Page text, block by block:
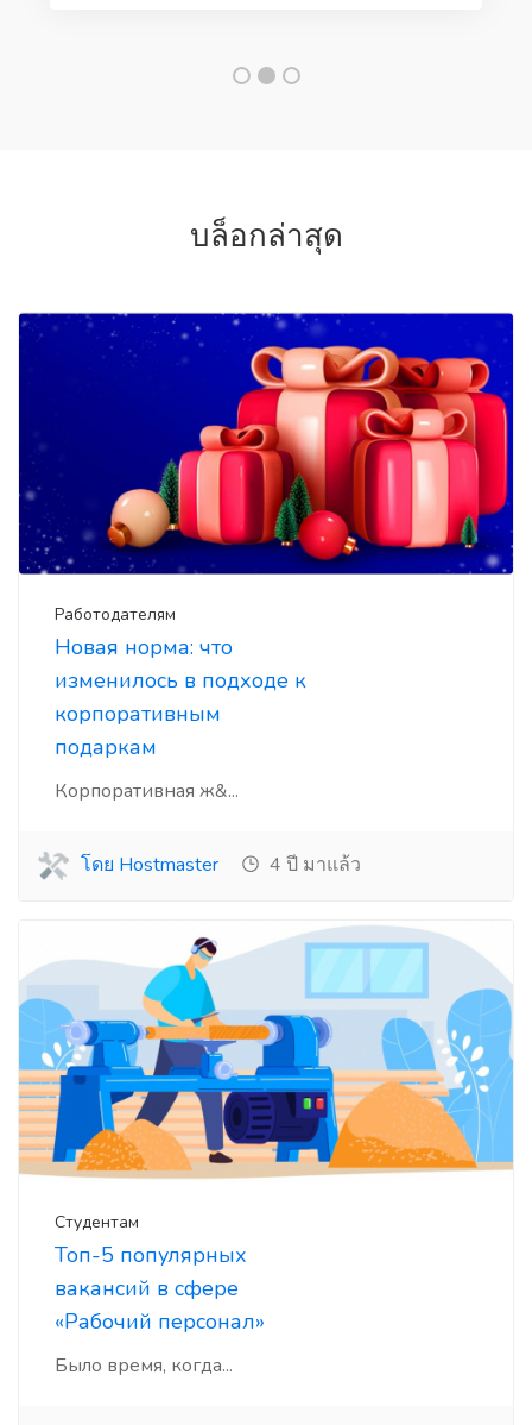
บล็อกล่าสุด
Работодателям
Новая норма: что
изменилось в подходе к
корпоративным
подаркам
Корпоративная ж&...
โดย Hostmaster 4 ปี มาแล้ว
Студентам
Топ-5 популярных
вакансий в сфере
«Рабочий персонал»
Было время, когда...